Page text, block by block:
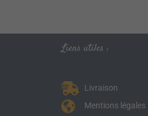
Liens utiles :
Livraison
Mentions légales